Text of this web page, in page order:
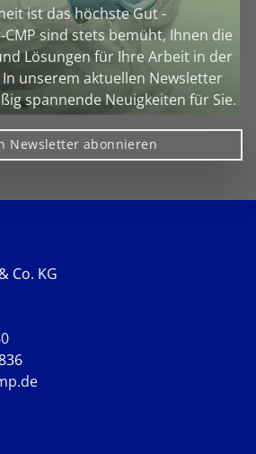
ist das höchste Gut -
sind stets bemüht, Ihnen die
Lösungen für Ihre Arbeit in der
unserem aktuellen Newsletter
spannende Neuigkeiten für Sie.
Newsletter abonnieren
Co. KG